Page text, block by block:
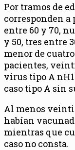
Por tramos de
corresponden a
entre 60 y 70,
y 50, tres entre
menor de
pacientes,
virus tipo A
caso tipo A sin
Al menos
habían
mientras que
caso no consta.